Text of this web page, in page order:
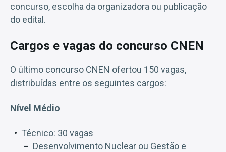
concurso, escolha da organizadora ou publicação
do edital.
Cargos e vagas do concurso CNEN
O último concurso CNEN ofertou 150 vagas,
distribuídas entre os seguintes cargos:
Nível Médio
Técnico: 30 vagas
Desenvolvimento Nuclear ou Gestão e